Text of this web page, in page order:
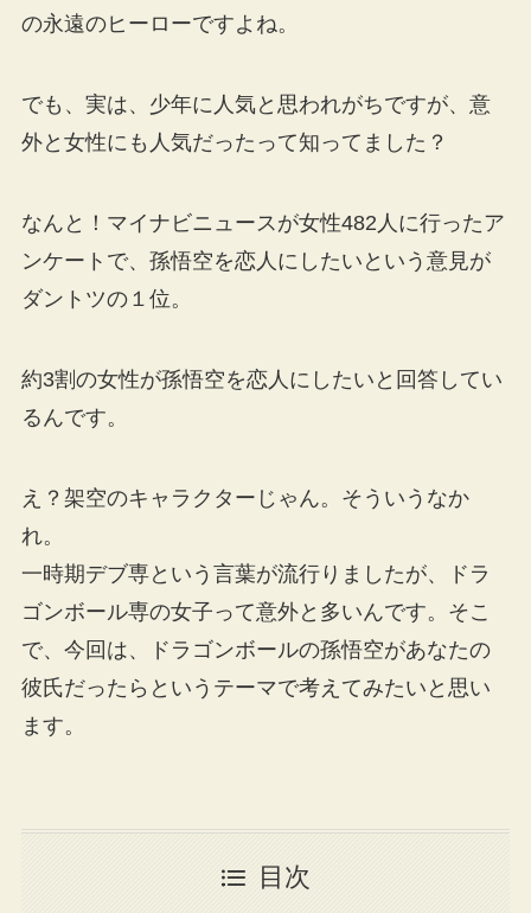
の永遠のヒーローですよね。
でも、実は、少年に人気と思われがちですが、意
外と女性にも人気だったって知ってました？
なんと！マイナビニュースが女性482人に行ったア
ンケートで、孫悟空を恋人にしたいという意見が
ダントツの１位。
約3割の女性が孫悟空を恋人にしたいと回答してい
るんです。
え？架空のキャラクターじゃん。そういうなか
れ。
一時期デブ専という言葉が流行りましたが、ドラ
ゴンボール専の女子って意外と多いんです。そこ
で、今回は、ドラゴンボールの孫悟空があなたの
彼氏だったらというテーマで考えてみたいと思い
ます。
目次